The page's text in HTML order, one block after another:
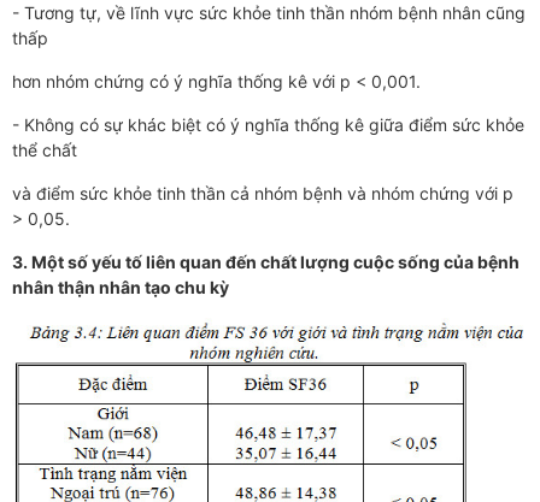
- Tương tự, về lĩnh vực sức khỏe tinh thần nhóm bệnh nhân cũng
thấp
hơn nhóm chứng có ý nghĩa thống kê với p < 0,001.
- Không có sự khác biệt có ý nghĩa thống kê giữa điểm sức khỏe
thể chất
và điểm sức khỏe tinh thần cả nhóm bệnh và nhóm chứng với p
> 0,05.
3. Một số yếu tố liên quan đến chất lượng cuộc sống của bệnh
nhân thận nhân tạo chu kỳ